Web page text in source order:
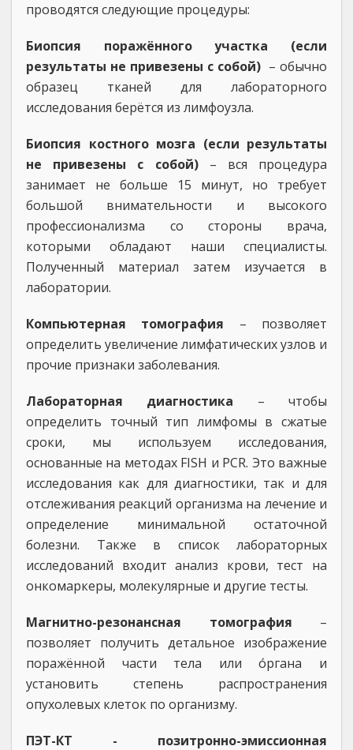
проводятся следующие процедуры:
Биопсия поражённого участка (если
результаты не привезены с собой) – обычно
образец тканей для лабораторного
исследования берётся из лимфоузла.
Биопсия костного мозга (если результаты
не привезены с собой)– вся процедура
занимает не больше 15 минут, но требует
большой внимательности и высокого
профессионализма со стороны врача,
которыми обладают наши специалисты.
Полученный материал затем изучается в
лаборатории.
Компьютерная томография – позволяет
определить увеличение лимфатических узлов и
прочие признаки заболевания.
Лабораторная диагностика – чтобы
определить точный тип лимфомы в сжатые
сроки, мы используем исследования,
основанные на методах FISH и PCR. Это важные
исследования как для диагностики, так и для
отслеживания реакций организма на лечение и
определение минимальной остаточной
болезни. Также в список лабораторных
исследований входит анализ крови, тест на
онкомаркеры, молекулярные и другие тесты.
Магнитно-резонансная томография –
позволяет получить детальное изображение
поражённой части тела или о́ргана и
установить степень распространения
опухолевых клеток по организму.
ПЭТ-КТ - позитронно-эмиссионная